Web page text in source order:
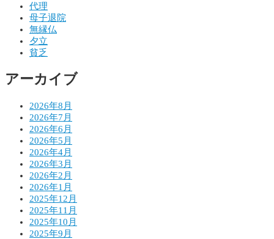
ン
代理
母子退院
無縁仏
夕立
貧乏
アーカイブ
2026年8月
2026年7月
2026年6月
2026年5月
2026年4月
2026年3月
2026年2月
2026年1月
2025年12月
2025年11月
2025年10月
2025年9月